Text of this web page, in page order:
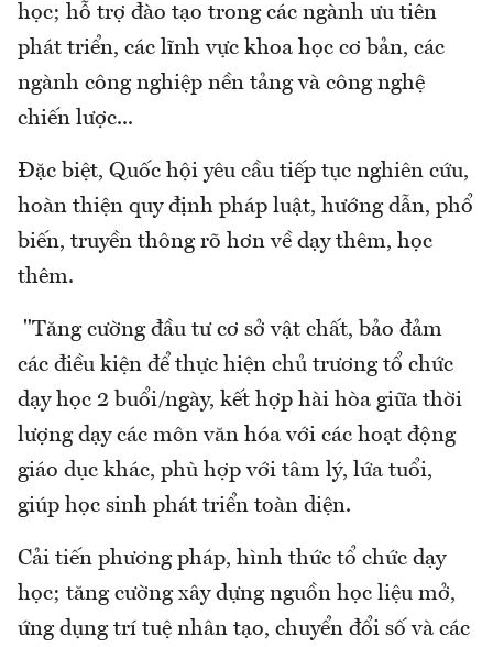
học; hỗ trợ đào tạo trong các ngành ưu tiên
phát triển, các lĩnh vực khoa học cơ bản, các
ngành công nghiệp nền tảng và công nghệ
chiến lược...
Đặc biệt, Quốc hội yêu cầu tiếp tục nghiên cứu,
hoàn thiện quy định pháp luật, hướng dẫn, phổ
biến, truyền thông rõ hơn về dạy thêm, học
thêm.
"Tăng cường đầu tư cơ sở vật chất, bảo đảm
các điều kiện để thực hiện chủ trương tổ chức
dạy học 2 buổi/ngày, kết hợp hài hòa giữa thời
lượng dạy các môn văn hóa với các hoạt động
giáo dục khác, phù hợp với tâm lý, lứa tuổi,
giúp học sinh phát triển toàn diện.
Cải tiến phương pháp, hình thức tổ chức dạy
học; tăng cường xây dựng nguồn học liệu mở,
ứng dụng trí tuệ nhân tạo, chuyển đổi số và các